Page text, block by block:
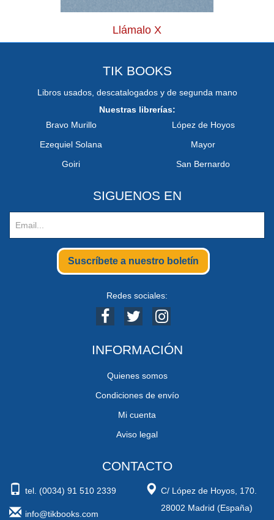
Llámalo X
TIK BOOKS
Libros usados, descatalogados y de segunda mano
Nuestras librerías:
Bravo Murillo
Ezequiel Solana
Goiri
López de Hoyos
Mayor
San Bernardo
SIGUENOS EN
Suscríbete a nuestro boletín
Redes sociales:
INFORMACIÓN
Quienes somos
Condiciones de envío
Mi cuenta
Aviso legal
CONTACTO
tel. (0034) 91 510 2339
info@tikbooks.com
C/ López de Hoyos, 170.
28002 Madrid (España)